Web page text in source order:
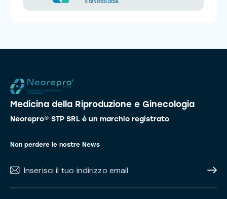
Medicina della Riproduzione e Ginecologia
Neorepro® STP SRL è un marchio registrato
Non perdere le nostre News